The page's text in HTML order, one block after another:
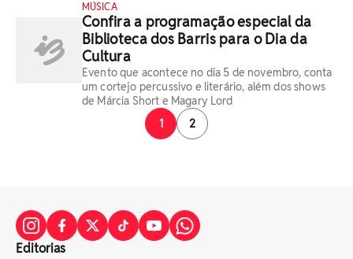
MÚSICA
Confira a programação especial da
Biblioteca dos Barris para o Dia da
Cultura
Evento que acontece no dia 5 de novembro, conta
um cortejo percussivo e literário, além dos shows
de Márcia Short e Magary Lord
1
2
Editorias